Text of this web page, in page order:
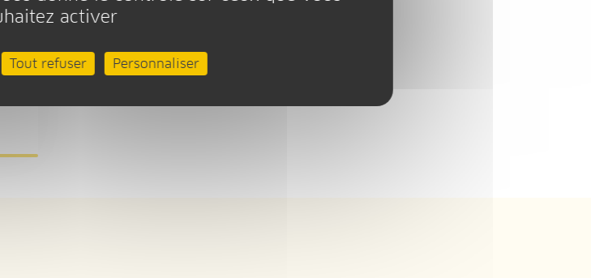
Déplier/replier le contenu
activer
Tout refuser Personnaliser